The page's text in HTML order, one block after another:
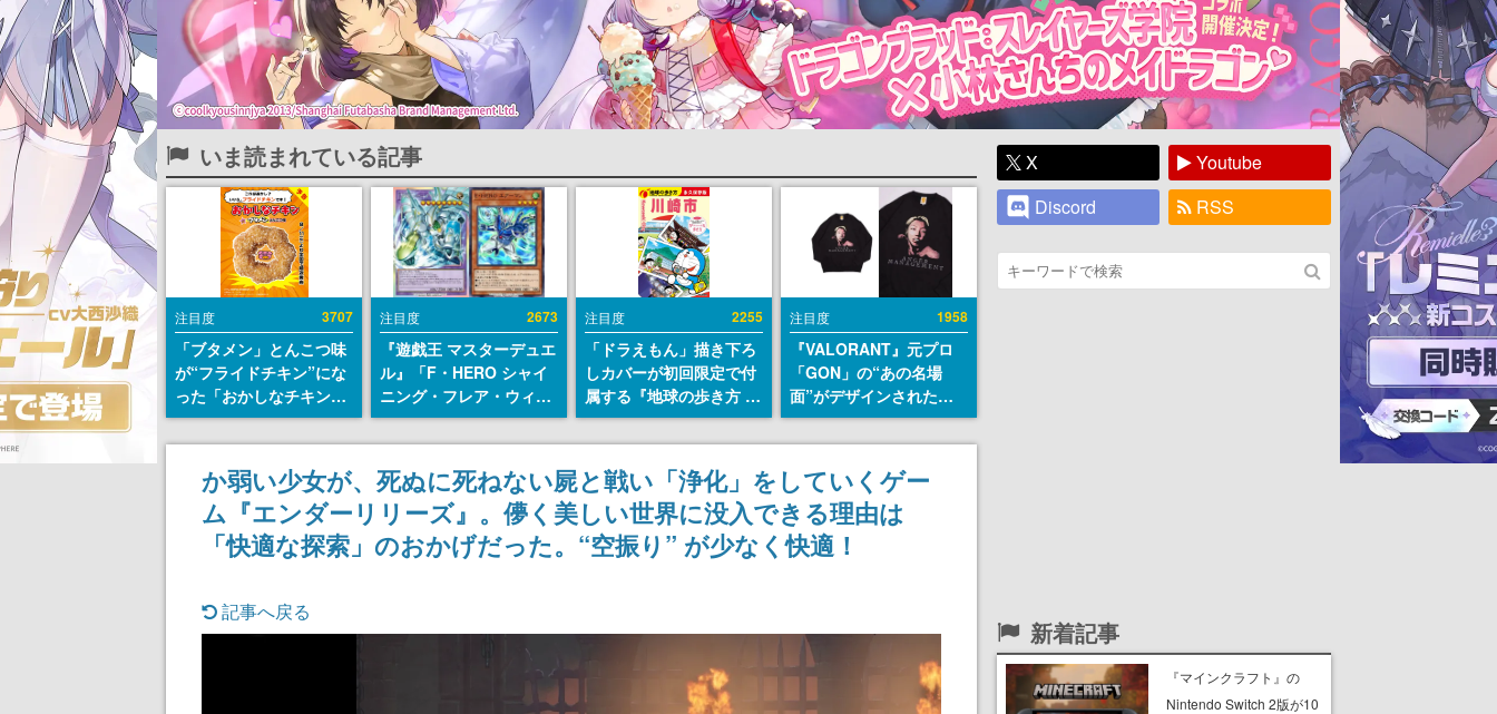
いま読まれている記事
注目度 3707
「ブタメン」とんこつ味
が“フライドチキン”にな
った「おかしなチキン」
が登場。8月11日より全
国のセブンイレブンで順
次発売、 「ブタメンく
ん」がデザインされた専
用袋が先着でついてくる
キャンペーンも実施
注目度 2673
『遊戯王 マスターデュエ
ル』「F・HERO シャイ
ニング・フレア・ウィン
グマン」「E・HERO エ
アーマン」などのイラス
ト違いカードが期間限定
で登場。累計1億ダウン
ロード突破を記念して
注目度 2255
「ドラえもん」描き下ろ
しカバーが初回限定で付
属する『地球の歩き方 川
崎市』が8月6日に発売。
全400ページの大ボリュ
ーム
注目度 1958
『VALORANT』元プロ
「GON」の“あの名場
面”がデザインされた新
作グッズが本日8月5日よ
り期間限定で発売。Tシ
ャツやコインケース、ア
クキーなどが全品受注生
産で登場、過去に発売し
たグッズの再販も
か弱い少女が、死ぬに死ねない屍と戦い「浄化」をしていくゲー
ム『エンダーリリーズ』。儚く美しい世界に没入できる理由は
「快適な探索」のおかげだった。“空振り” が少なく快適！
記事へ戻る
X
Youtube
Discord
RSS
新着記事
『マインクラフト』の
Nintendo Switch 2版が10